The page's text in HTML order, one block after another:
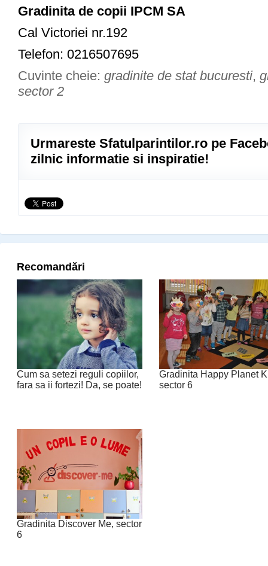
Gradinita de copii IPCM SA
Cal Victoriei nr.192
Telefon: 0216507695
Cuvinte cheie: gradinite de stat bucuresti,
sector 2
Urmareste Sfatulparintilor.ro pe
zilnic informatie si inspiratie!
Recomandări
Cum sa setezi reguli copiilor,
fara sa ii fortezi! Da, se poate!
Gradinita Happy Planet
sector 6
Gradinita Discover Me, sector
6